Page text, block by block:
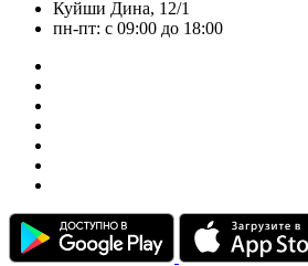
Куйши Дина, 12/1
пн-пт: с 09:00 до 18:00